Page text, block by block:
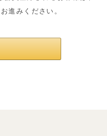
進みください。